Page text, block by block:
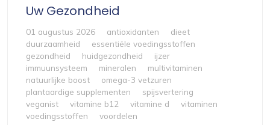
Uw Gezondheid
01 augustus 2026 antioxidanten
dieet
duurzaamheid
essentiële voedingsstoffen
gezondheid
huidgezondheid
ijzer
immuunsysteem
mineralen
multivitaminen
natuurlijke boost
omega-3 vetzuren
plantaardige supplementen
spijsvertering
veganist
vitamine b12 vitamine d
vitaminen
voedingsstoffen
voordelen